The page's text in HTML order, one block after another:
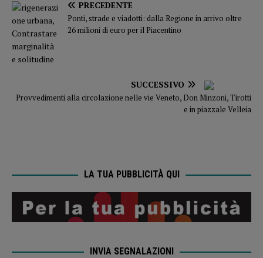
PRECEDENTE
Ponti, strade e viadotti: dalla Regione in arrivo oltre
26 milioni di euro per il Piacentino
SUCCESSIVO
Provvedimenti alla circolazione nelle vie Veneto, Don Minzoni, Tirotti
e in piazzale Velleia
LA TUA PUBBLICITÀ QUI
INVIA SEGNALAZIONI